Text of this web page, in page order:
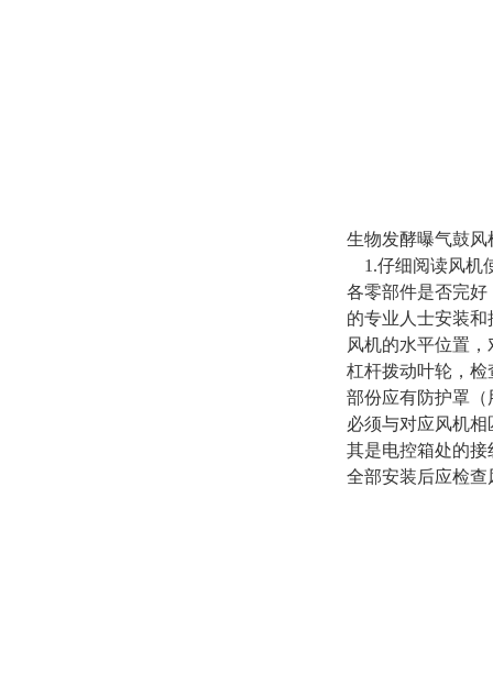
生物发酵曝气鼓
1.仔细阅读风机
各零部件是否完
的专业人士安装
风机的水平位置
杠杆拨动叶轮，
部份应有防护罩
必须与对应风机
其是电控箱处的
全部安装后应检